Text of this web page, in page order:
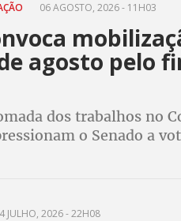
06 AGOSTO, 2026 - 11H03
agosto pelo
dos trabalhos no
o Senado a
JULHO, 2026 - 22H08